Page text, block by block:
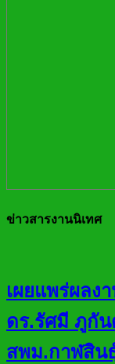
ข่าวสารงานนิเทศ
เผยแพร่ผลง
ดร.รัศมี ภูกั
สพม.กาฬสิน